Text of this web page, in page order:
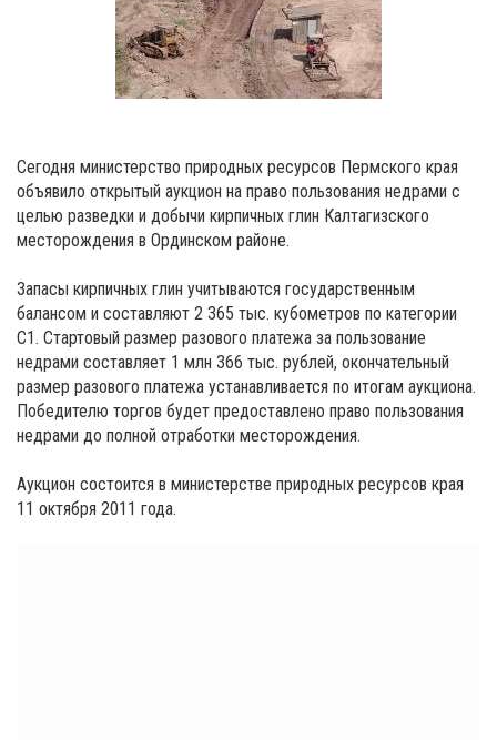
Сегодня министерство природных ресурсов Пермского края
объявило открытый аукцион на право пользования недрами с
целью разведки и добычи кирпичных глин Калтагизского
месторождения в Ординском районе.
Запасы кирпичных глин учитываются государственным
балансом и составляют 2 365 тыс. кубометров по категории
С1. Стартовый размер разового платежа за пользование
недрами составляет 1 млн 366 тыс. рублей, окончательный
размер разового платежа устанавливается по итогам аукциона.
Победителю торгов будет предоставлено право пользования
недрами до полной отработки месторождения.
Аукцион состоится в министерстве природных ресурсов края
11 октября 2011 года.